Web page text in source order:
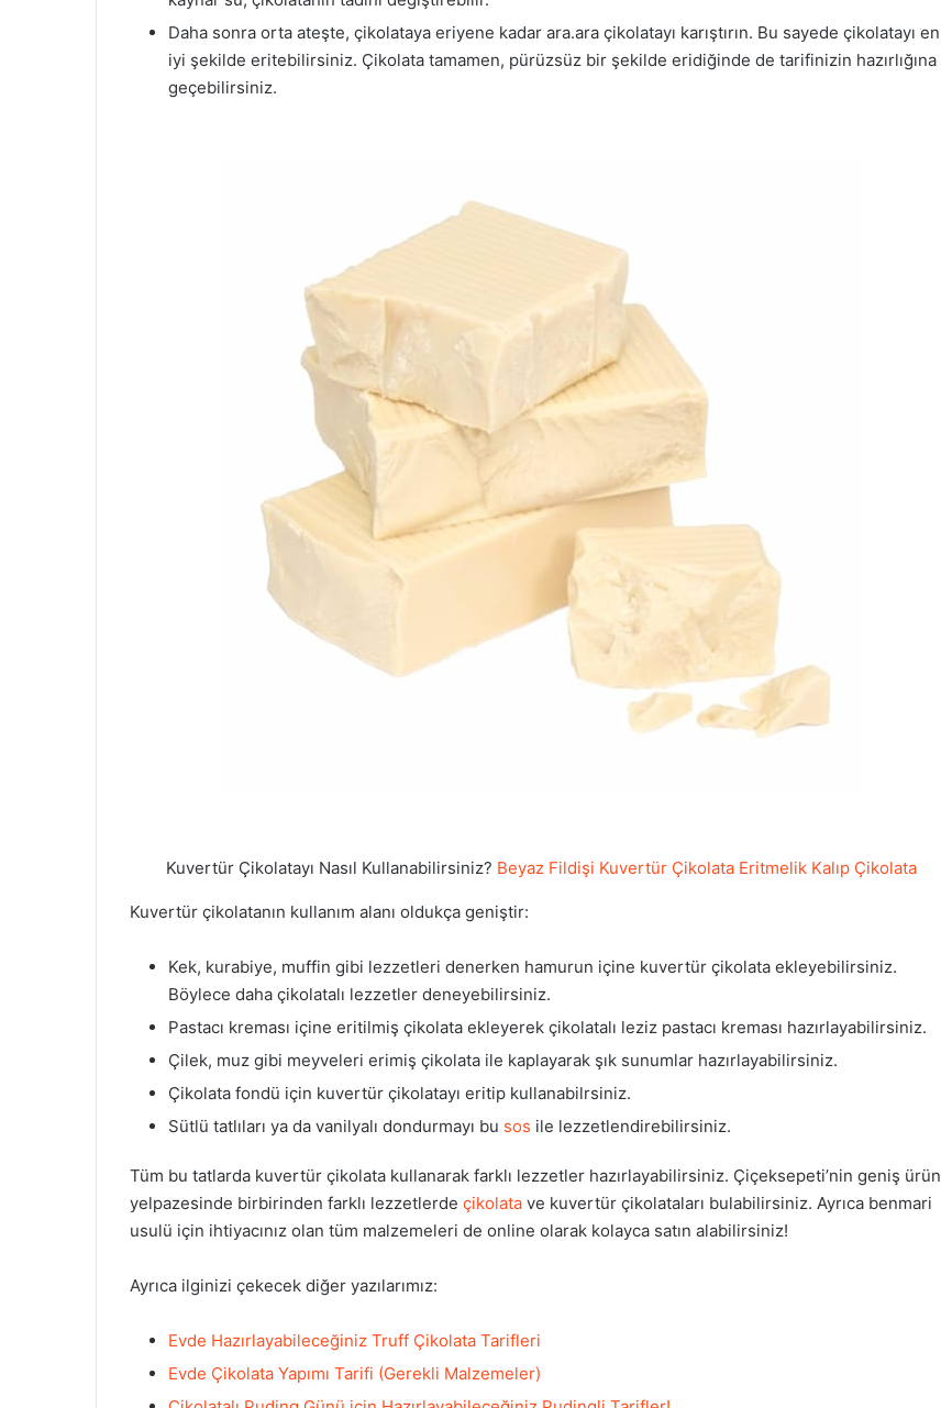
Daha sonra orta ateşte, çikolataya eriyene kadar ara.ara çikolatayı karıştırın. Bu sayede çikolatayı en
iyi şekilde eritebilirsiniz. Çikolata tamamen, pürüzsüz bir şekilde eridiğinde de tarifinizin hazırlığına
geçebilirsiniz.
Kuvertür Çikolatayı Nasıl Kullanabilirsiniz? Beyaz Fildişi Kuvertür Çikolata Eritmelik Kalıp Çikolata
Kuvertür çikolatanın kullanım alanı oldukça geniştir:
Kek, kurabiye, muffin gibi lezzetleri denerken hamurun içine kuvertür çikolata ekleyebilirsiniz.
Böylece daha çikolatalı lezzetler deneyebilirsiniz.
Pastacı kreması içine eritilmiş çikolata ekleyerek çikolatalı leziz pastacı kreması hazırlayabilirsiniz.
Çilek, muz gibi meyveleri erimiş çikolata ile kaplayarak şık sunumlar hazırlayabilirsiniz.
Çikolata fondü için kuvertür çikolatayı eritip kullanabilrsiniz.
Sütlü tatlıları ya da vanilyalı dondurmayı bu sos ile lezzetlendirebilirsiniz.
Tüm bu tatlarda kuvertür çikolata kullanarak farklı lezzetler hazırlayabilirsiniz. Çiçeksepeti’nin geniş ürün
yelpazesinde birbirinden farklı lezzetlerde çikolata ve kuvertür çikolataları bulabilirsiniz. Ayrıca benmari
usulü için ihtiyacınız olan tüm malzemeleri de online olarak kolayca satın alabilirsiniz!
Ayrıca ilginizi çekecek diğer yazılarımız:
Evde Hazırlayabileceğiniz Truff Çikolata Tarifleri
Evde Çikolata Yapımı Tarifi (Gerekli Malzemeler)